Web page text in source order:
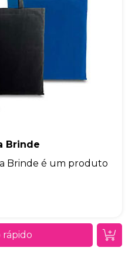
Brinde
Brinde é um produto